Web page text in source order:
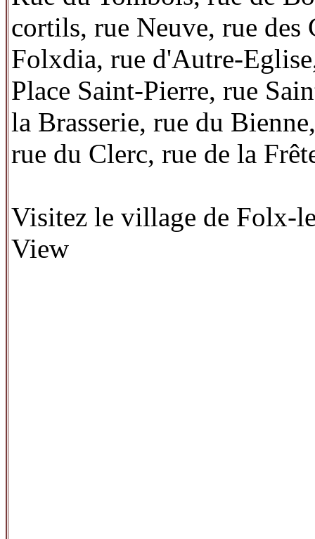
cortils, rue Neuve, rue des
Folxdia, rue d'Autre-
Place Saint-Pierre, rue
la Brasserie, rue du
rue du Clerc, rue de la
Visitez le village de Folx-
View